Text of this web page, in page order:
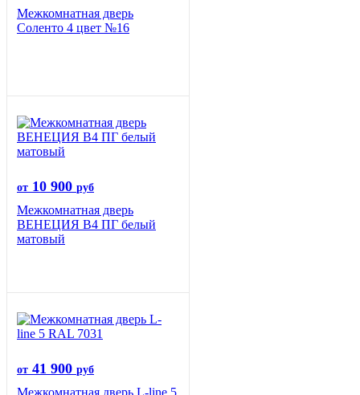
Межкомнатная дверь
Соленто 4 цвет №16
от 10 900 руб
Межкомнатная дверь
ВЕНЕЦИЯ B4 ПГ белый
матовый
от 41 900 руб